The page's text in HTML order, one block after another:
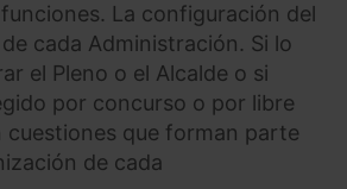
La configuración del
cada Administración. Si lo
el Pleno o el Alcalde o si
por concurso o por libre
cuestiones que forman parte
de cada